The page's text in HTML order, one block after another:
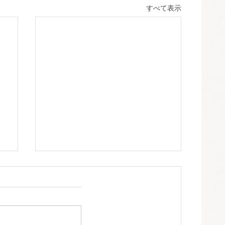
すべて表示
🍉夏🍉
こんにちは！！ 久しぶりの更新